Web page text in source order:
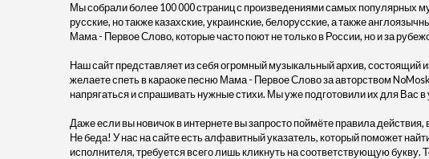
Мы собрали более 100 000 страниц с произведениями самых популярных
русские, но также казахские, украинские, белорусские, а также
Мама - Первое Слово, которые часто поют не только в России, но и за
Наш сайт представляет из себя огромный музыкальный архив, состоящий
желаете спеть в караоке песню Мама - Первое Слово за авторством
напрягаться и спрашивать нужные стихи. Мы уже подготовили их для Вас
Даже если вы новичок в интернете вы запросто поймёте правила
Не беда! У нас на сайте есть алфавитный указатель, который поможет
исполнителя, требуется всего лишь кликнуть на соответствующую